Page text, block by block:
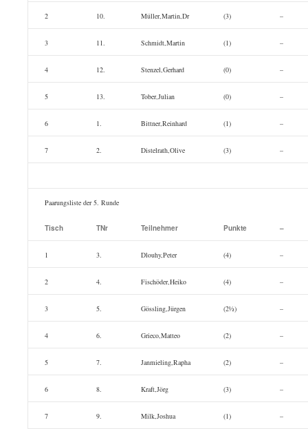
2 10. Müller,Martin,Dr (3) –
3 11. Schmidt,Martin (1) –
4 12. Stenzel,Gerhard (0) –
5 13. Tober,Julian (0) –
6 1. Bittner,Reinhard (1) –
7 2. Distelrath,Olive (3) –
Paarungsliste der 5. Runde
Tisch TNr Teilnehmer Punkte –
1 3. Dlouhy,Peter (4) –
2 4. Fischöder,Heiko (4) –
3 5. Gössling,Jürgen (2½) –
4 6. Grieco,Matteo (2) –
5 7. Janmieling,Rapha (2) –
6 8. Kraft,Jörg (3) –
7 9. Milk,Joshua (1) –